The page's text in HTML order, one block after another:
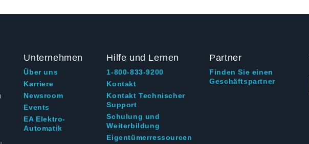
Unternehmen
Über uns
Karriere
Newsroom
Events
EA Elektro-
Automatik
Hilfe und Lernen
1-800-833-9200
Kontakt
Kontakt Technischer
Support
Schulung und
Weiterbildung
Eigentümerressourcen
Partner
Finden Sie einen
Geschäftspartner